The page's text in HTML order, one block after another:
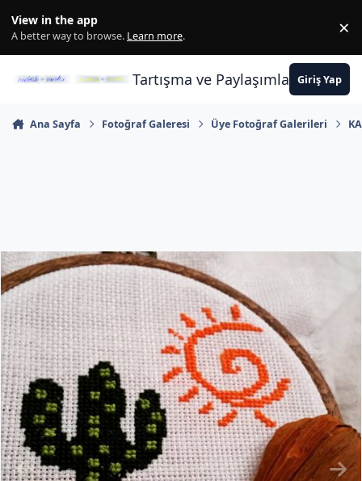
View in the app
A better way to browse. Learn more. ×
Tartışma ve PaylaşımlarınGiriş Yap
Ana Sayfa Fotoğraf Galeresi Üye Fotoğraf Galerileri